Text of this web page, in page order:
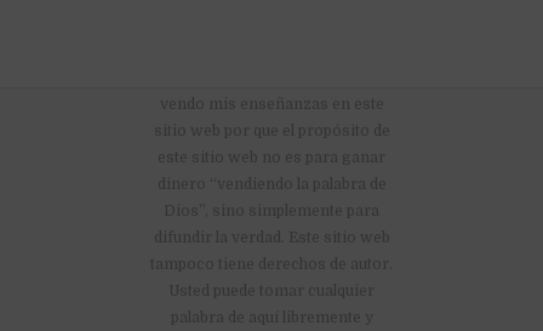
vendo mis enseñanzas en este
sitio web por que el propósito de
este sitio web no es para ganar
dinero “vendiendo la palabra de
Dios”, sino simplemente para
difundir la verdad. Este sitio web
tampoco tiene derechos de autor.
Usted puede tomar cualquier
palabra de aquí libremente y